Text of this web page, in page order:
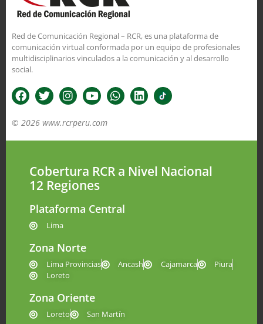
Red de Comunicación Regional – RCR, es una plataforma de
comunicación virtual conformada por un equipo de profesionales
multidisciplinarios vinculados a la comunicación y al desarrollo
social.
© 2026 www.rcrperu.com
Cobertura RCR a Nivel Nacional
12 Regiones
Plataforma Central
Lima
Zona Norte
Lima Provincias Ancash Cajamarca
Piura
Loreto
Zona Oriente
Loreto San Martín